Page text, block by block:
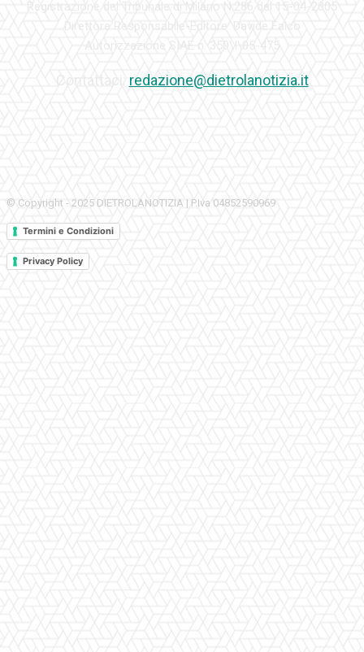
redazione@dietrolanotizia.it
© Copyright - 2025 DIETROLANOTIZIA | P.Iva 04852590969
Termini e Condizioni
Privacy Policy